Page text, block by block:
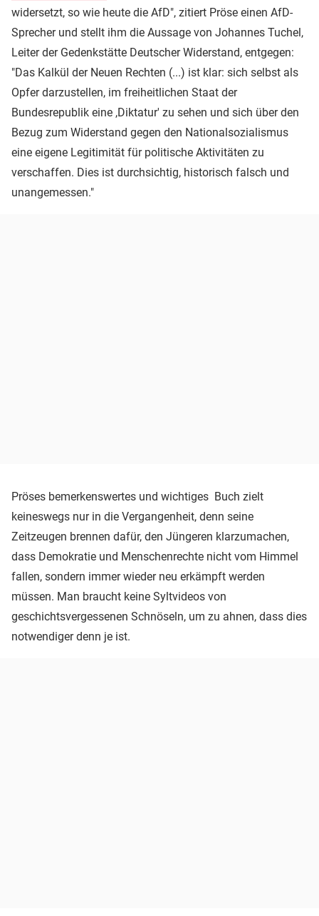
widersetzt, so wie heute die AfD", zitiert Pröse einen AfD-
Sprecher und stellt ihm die Aussage von Johannes Tuchel,
Leiter der Gedenkstätte Deutscher Widerstand, entgegen:
"Das Kalkül der Neuen Rechten (...) ist klar: sich selbst als
Opfer darzustellen, im freiheitlichen Staat der
Bundesrepublik eine ,Diktatur' zu sehen und sich über den
Bezug zum Widerstand gegen den Nationalsozialismus
eine eigene Legitimität für politische Aktivitäten zu
verschaffen. Dies ist durchsichtig, historisch falsch und
unangemessen."
Pröses bemerkenswertes und wichtiges Buch zielt
keineswegs nur in die Vergangenheit, denn seine
Zeitzeugen brennen dafür, den Jüngeren klarzumachen,
dass Demokratie und Menschenrechte nicht vom Himmel
fallen, sondern immer wieder neu erkämpft werden
müssen. Man braucht keine Syltvideos von
geschichtsvergessenen Schnöseln, um zu ahnen, dass dies
notwendiger denn je ist.